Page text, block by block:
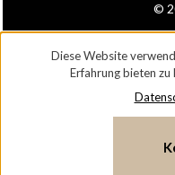
©
Diese Website
Erfahrung bieten zu